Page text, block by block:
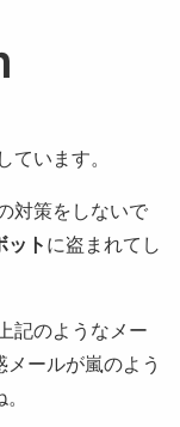
います。
対策をしないで
ット に盗まれてし
記のようなメー
ールが嵐のよう